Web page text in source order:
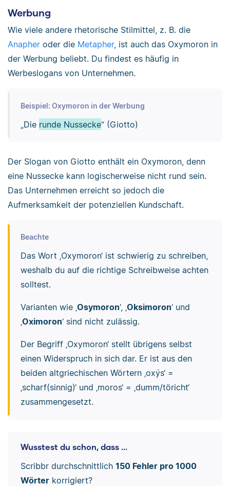
Werbung
Wie viele andere rhetorische Stilmittel, z. B. die
Anapher oder die Metapher, ist auch das Oxymoron in
der Werbung beliebt. Du findest es häufig in
Werbeslogans von Unternehmen.
Beispiel: Oxymoron in der Werbung
„Die runde Nussecke“ (Giotto)
Der Slogan von Giotto enthält ein Oxymoron, denn
eine Nussecke kann logischerweise nicht rund sein.
Das Unternehmen erreicht so jedoch die
Aufmerksamkeit der potenziellen Kundschaft.
Beachte
Das Wort ‚Oxymoron‘ ist schwierig zu schreiben,
weshalb du auf die richtige Schreibweise achten
solltest.
Varianten wie ‚Osymoron‘, ‚Oksimoron‘ und
‚Oximoron‘ sind nicht zulässig.
Der Begriff ‚Oxymoron‘ stellt übrigens selbst
einen Widerspruch in sich dar. Er ist aus den
beiden altgriechischen Wörtern ‚oxýs‘ =
‚scharf(sinnig)‘ und ‚moros‘ = ‚dumm/töricht‘
zusammengesetzt.
Wusstest du schon, dass ...
Scribbr durchschnittlich 150 Fehler pro 1000
Wörterkorrigiert?